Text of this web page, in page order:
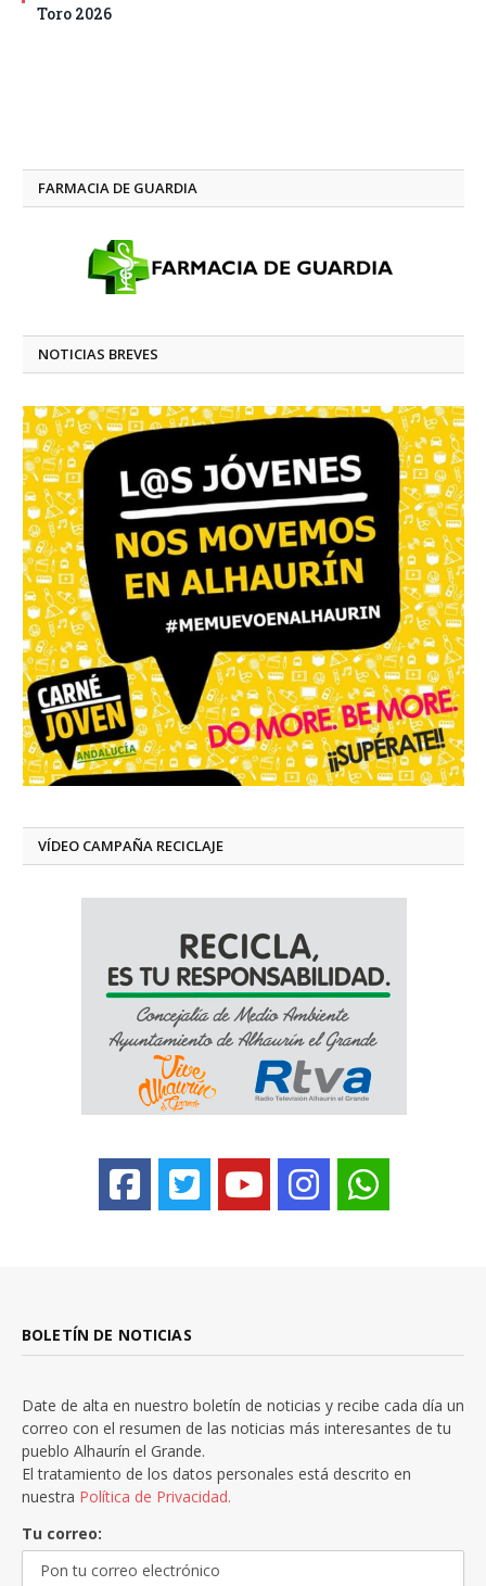
Toro 2026
FARMACIA DE GUARDIA
NOTICIAS BREVES
VÍDEO CAMPAÑA RECICLAJE
BOLETÍN DE NOTICIAS
Date de alta en nuestro boletín de noticias y recibe cada día un
correo con el resumen de las noticias más interesantes de tu
pueblo Alhaurín el Grande.
El tratamiento de los datos personales está descrito en
nuestra Política de Privacidad.
Tu correo: